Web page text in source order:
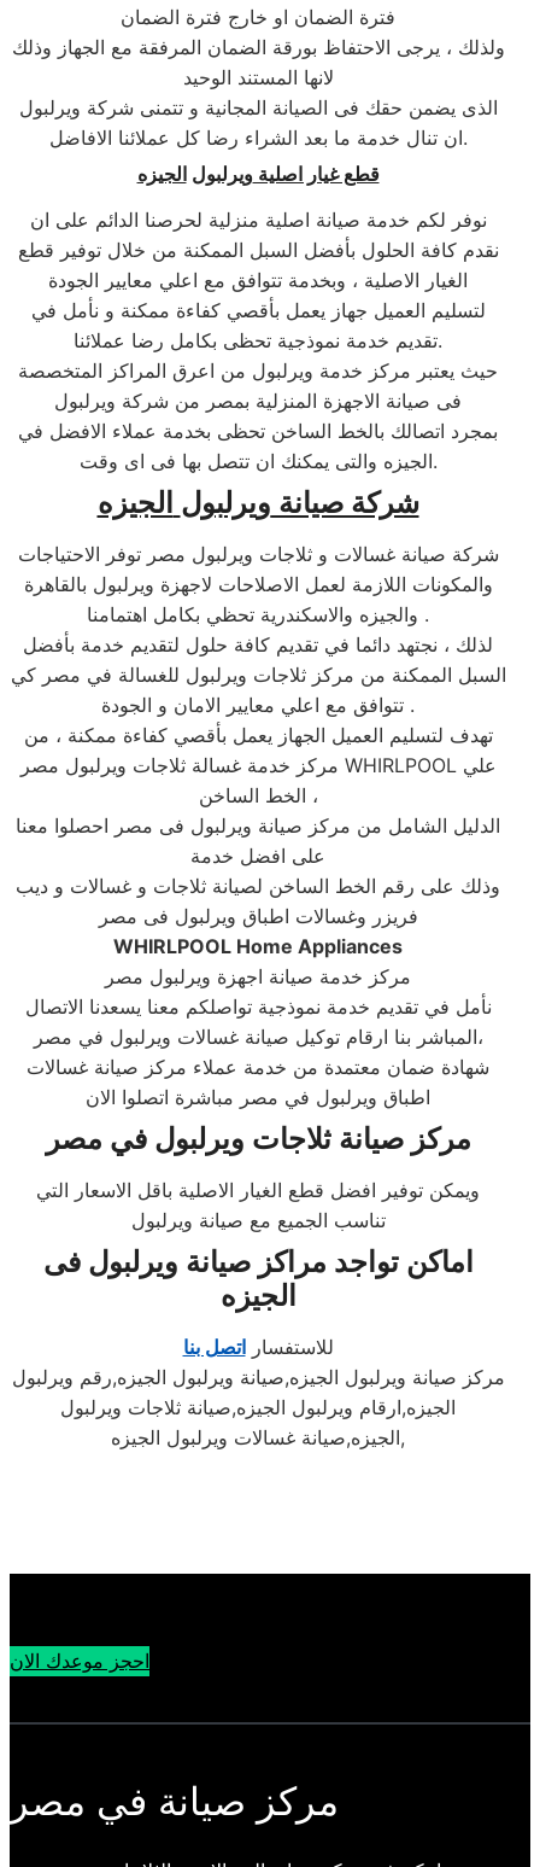
فترة الضمان او خارج فترة الضمان
ولذلك ، يرجى الاحتفاظ بورقة الضمان المرفقة مع الجهاز وذلك
لانها المستند الوحيد
الذى يضمن حقك فى الصيانة المجانية و تتمنى شركة ويرلبول
ان تنال خدمة ما بعد الشراء رضا كل عملائنا الافاضل.
قطع غيار اصليةويرلبول الجيزه
نوفر لكم خدمة صيانة اصلية منزلية لحرصنا الدائم على ان
نقدم كافة الحلول بأفضل السبل الممكنة من خلال توفير قطع
الغيار الاصلية ، وبخدمة تتوافق مع اعلي معايير الجودة
لتسليم العميل جهاز يعمل بأقصي كفاءة ممكنة و نأمل في
تقديم خدمة نموذجية تحظى بكامل رضا عملائنا.
حيث يعتبر مركز خدمة ويرلبول من اعرق المراكز المتخصصة
فى صيانة الاجهزة المنزلية بمصر من شركة ويرلبول
بمجرد اتصالك بالخط الساخن تحظى بخدمة عملاء الافضل في
الجيزه والتى يمكنك ان تتصل بها فى اى وقت.
شركة صيانة ويرلبول الجيزه
شركة صيانة غسالات و ثلاجات ويرلبول مصر توفر الاحتياجات
والمكونات اللازمة لعمل الاصلاحات لاجهزة ويرلبول بالقاهرة
والجيزه والاسكندرية تحظي بكامل اهتمامنا .
لذلك ، نجتهد دائما في تقديم كافة حلول لتقديم خدمة بأفضل
السبل الممكنة من مركز ثلاجات ويرلبول للغسالة في مصر كي
تتوافق مع اعلي معايير الامان و الجودة .
تهدف لتسليم العميل الجهاز يعمل بأقصي كفاءة ممكنة ، من
مركز خدمة غسالة ثلاجات ويرلبول مصر WHIRLPOOL علي
الخط الساخن ،
الدليل الشامل من مركز صيانة ويرلبول فى مصر احصلوا معنا
على افضل خدمة
وذلك على رقم الخط الساخن لصيانة ثلاجات و غسالات و ديب
فريزر وغسالات اطباق ويرلبول فى مصر
WHIRLPOOL Home Appliances
مركز خدمة صيانة اجهزة ويرلبول مصر
نأمل في تقديم خدمة نموذجية تواصلكم معنا يسعدنا الاتصال
المباشر بنا ارقام توكيل صيانة غسالات ويرلبول في مصر،
شهادة ضمان معتمدة من خدمة عملاء مركز صيانة غسالات
اطباق ويرلبول في مصر مباشرة اتصلوا الان
مركز صيانة ثلاجات ويرلبول في مصر
ويمكن توفير افضل قطع الغيار الاصلية باقل الاسعار التي
تناسب الجميع مع صيانة ويرلبول
اماكن تواجد مراكز صيانة ويرلبولفى
الجيزه
للاستفساراتصل بنا
مركز صيانة ويرلبول الجيزه,صيانة ويرلبول الجيزه,رقم ويرلبول
الجيزه,ارقام ويرلبول الجيزه,صيانة ثلاجات ويرلبول
الجيزه,صيانة غسالات ويرلبول الجيزه,
احجز موعدك الان
مركز صيانة في مصر